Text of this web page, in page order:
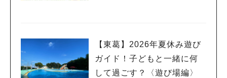
【東葛】2026年夏休み遊び
ガイド！子どもと一緒に何
して過ごす？〈遊び場編〉